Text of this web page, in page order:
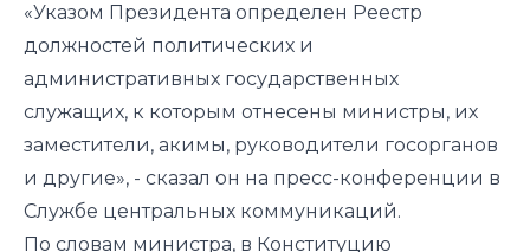
«Указом Президента определен Реестр
должностей политических и
административных государственных
служащих, к которым отнесены министры, их
заместители, акимы, руководители госорганов
и другие», - сказал он на пресс-конференции в
Службе центральных коммуникаций.
По словам министра, в Конституцию